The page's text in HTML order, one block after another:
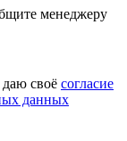
менеджеру
своё согласие
данных